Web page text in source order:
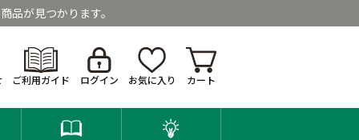
品が見つかります。
ご利用ガイド ログイン お気に入り カート